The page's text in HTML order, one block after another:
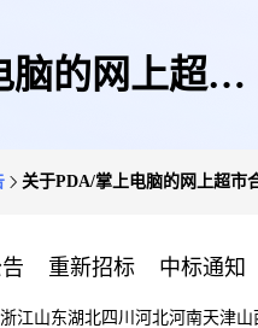
脑的网上超市
关于PDA/掌上电脑的网上超市
重新招标 中标通知
浙江山东湖北四川 河北河南天津山